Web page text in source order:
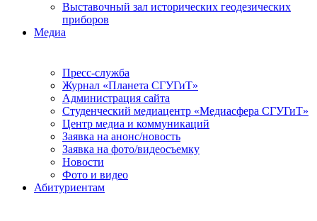
Выставочный зал исторических геодезических
приборов
Медиа
Пресс-служба
Журнал «Планета СГУГиТ»
Администрация сайта
Студенческий медиацентр «Медиасфера СГУГиТ»
Центр медиа и коммуникаций
Заявка на анонс/новость
Заявка на фото/видеосъемку
Новости
Фото и видео
Абитуриентам